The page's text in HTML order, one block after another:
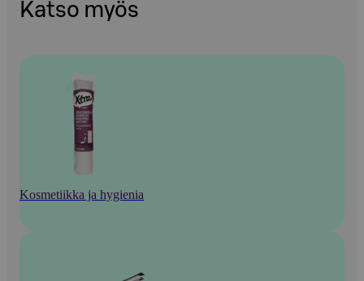
Katso myös
Kosmetiikka ja hygienia